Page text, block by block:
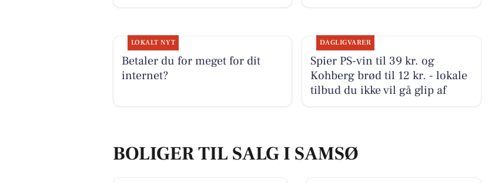
LOKALT NYT
Betaler du for meget for dit
internet?
DAGLIGVARER
Spier PS-vin til 39 kr. og
Kohberg brød til 12 kr. - lokale
tilbud du ikke vil gå glip af
BOLIGER TIL SALG I SAMSØ